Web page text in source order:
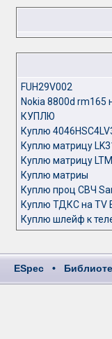
FUH29V002
Nokia 8800d rm165
КУПЛЮ
Куплю
Куплю матрицу
Куплю матрицу
Куплю матриы
Куплю проц СВЧ
Куплю ТДКС на TV
Куплю шлейф к
ESpec •